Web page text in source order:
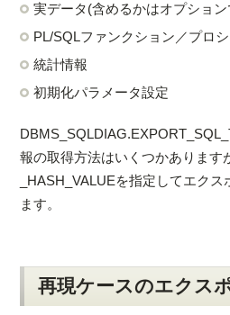
実データ(含めるかはオプショ
PL/SQLファンクション／プロ
統計情報
初期化パラメータ設定
報の取得方法はいくつかあります
_HASH_VALUEを指定してエク
ます。
再現ケースのエクス